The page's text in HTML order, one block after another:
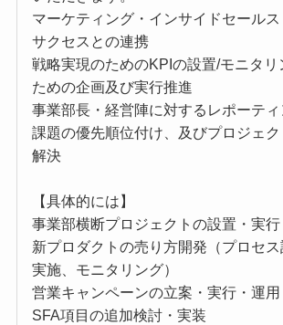
マーケティング・インサイドセール
サクセスとの連携
戦略実現のためのKPIの設置/モニタリ
ための企画及び実行推進
事業部長・経営陣に対するレポーテ
課題の優先順位付け、及びプロジェ
解決
【具体的には】
事業部横断プロジェクトの設置・実行
新プロダクトの売り方開発（プロセ
実施、モニタリング）
営業キャンペーンの立案・実行・運用
SFA項目の追加検討・実装